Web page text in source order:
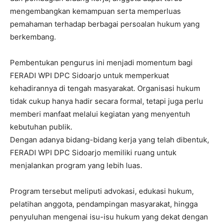
mengembangkan kemampuan serta memperluas
pemahaman terhadap berbagai persoalan hukum yang
berkembang.
Pembentukan pengurus ini menjadi momentum bagi
FERADI WPI DPC Sidoarjo untuk memperkuat
kehadirannya di tengah masyarakat. Organisasi hukum
tidak cukup hanya hadir secara formal, tetapi juga perlu
memberi manfaat melalui kegiatan yang menyentuh
kebutuhan publik.
Dengan adanya bidang-bidang kerja yang telah dibentuk,
FERADI WPI DPC Sidoarjo memiliki ruang untuk
menjalankan program yang lebih luas.
Program tersebut meliputi advokasi, edukasi hukum,
pelatihan anggota, pendampingan masyarakat, hingga
penyuluhan mengenai isu-isu hukum yang dekat dengan